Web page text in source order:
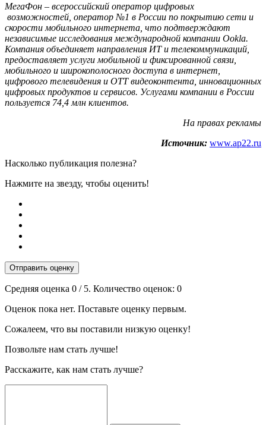
МегаФон – всероссийский оператор цифровых
возможностей, оператор №1 в России по покрытию сети и
скорости мобильного интернета, что подтверждают
независимые исследования международной компании Ookla.
Компания объединяет направления ИТ и телекоммуникаций,
предоставляет услуги мобильной и фиксированной связи,
мобильного и широкополосного доступа в интернет,
цифрового телевидения и OTT видеоконтента, инновационных
цифровых продуктов и сервисов. Услугами компании в России
пользуется 74,4 млн клиентов.
На правах рекламы
Источник: www.ap22.ru
Насколько публикация полезна?
Нажмите на звезду, чтобы оценить!
Отправить оценку
Средняя оценка 0 / 5. Количество оценок: 0
Оценок пока нет. Поставьте оценку первым.
Сожалеем, что вы поставили низкую оценку!
Позвольте нам стать лучше!
Расскажите, как нам стать лучше?